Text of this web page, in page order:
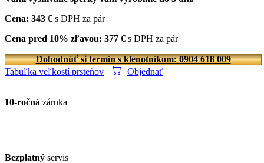
Cena: 343 € s DPH za pár
Cena pred 10% zľavou: 377 €s DPH za pár
Dohodnúť si termín s klenotníkom: 0904 618 009
Tabuľka veľkostí prsteňov
Objednať
10-ročná záruka
Bezplatný servis